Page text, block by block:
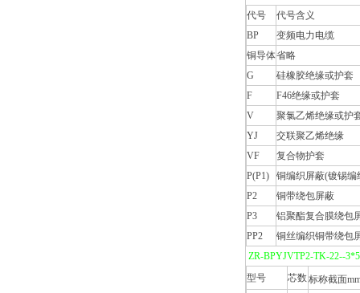
代号
代号含义
BP
变频电力电缆
铜导体省略
G
硅橡胶绝缘或护套
F
F46绝缘或护套
V
聚氯乙烯绝缘或护
YJ
交联聚乙烯绝缘
VF
复合物护套
P(P1)
铜编织屏蔽(镀锡编
P2
铜带绕包屏蔽
P3
铝聚酯复合膜绕包
PP2
铜丝编织铜带绕包
ZR-BPYJVTP2-TK-22--
型号
芯数标称截面